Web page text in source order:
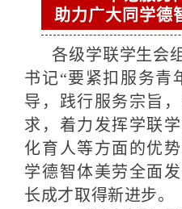
助力广大同学德
各级学联学生会
书记“要紧扣服务青
导，践行服务宗旨
求，着力发挥学联
化育人等方面的优
学德智体美劳全面
长成才取得新进步。